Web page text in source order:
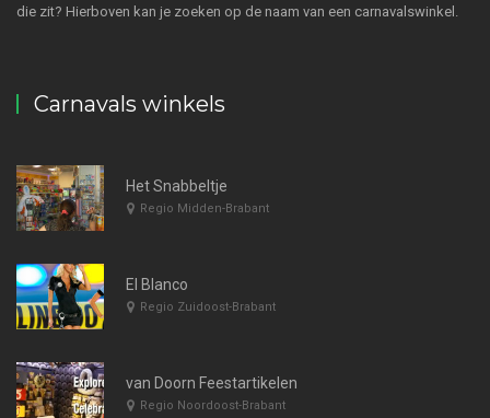
die zit? Hierboven kan je zoeken op de naam van een carnavalswinkel.
Carnavals winkels
Het Snabbeltje
Regio Midden-Brabant
El Blanco
Regio Zuidoost-Brabant
van Doorn Feestartikelen
Regio Noordoost-Brabant